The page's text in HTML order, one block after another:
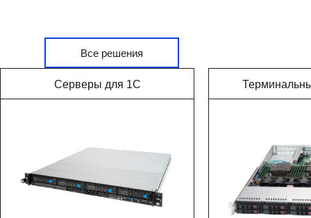
Все решения
Серверы для 1С
Поставка серверного оборудования